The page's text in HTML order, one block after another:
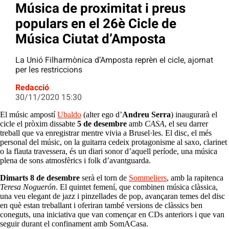
Música de proximitat i preus
populars en el 26è Cicle de
Música Ciutat d’Amposta
La Unió Filharmònica d’Amposta reprèn el cicle, ajornat
per les restriccions
Redacció
30/11/2020 15:30
El músic ampostí Ubaldo (alter ego d’Andreu Serra) inaugurarà el
cicle el pròxim dissabte 5 de desembre amb CASA, el seu darrer
treball que va enregistrar mentre vivia a Brusel·les. El disc, el més
personal del músic, on la guitarra cedeix protagonisme al saxo, clarinet
o la flauta travessera, és un diari sonor d’aquell període, una música
plena de sons atmosfèrics i folk d’avantguarda.
Dimarts 8 de desembre serà el torn de Sommeliers, amb la rapitenca
Teresa Noguerón. El quintet femení, que combinen música clàssica,
una veu elegant de jazz i pinzellades de pop, avançaran temes del disc
en què estan treballant i oferiran també versions de clàssics ben
coneguts, una iniciativa que van començar en CDs anteriors i que van
seguir durant el confinament amb SomACasa.